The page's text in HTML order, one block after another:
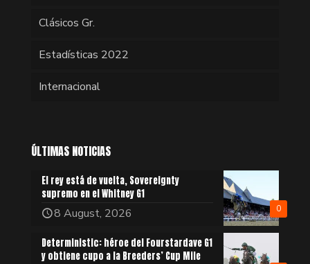
Clásicos Gr.
Estadísticas 2022
Internacional
ÚLTIMAS NOTICIAS
0
El rey está de vuelta, Sovereignty
supremo en el Whitney G1
8 August, 2026
Deterministic: héroe del Fourstardave G1
y obtiene cupo a la Breeders’ Cup Mile